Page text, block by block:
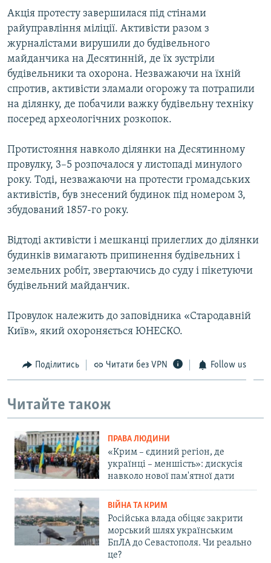
Акція протесту завершилася під стінами
райуправління міліції. Активісти разом з
журналістами вирушили до будівельного
майданчика на Десятинній, де їх зустріли
будівельники та охорона. Незважаючи на їхній
спротив, активісти зламали огорожу та потрапили
на ділянку, де побачили важку будівельну техніку
посеред археологічних розкопок.
Протистояння навколо ділянки на Десятинному
провулку, 3–5 розпочалося у листопаді минулого
року. Тоді, незважаючи на протести громадських
активістів, був знесений будинок під номером 3,
збудований 1857-го року.
Відтоді активісти і мешканці прилеглих до ділянки
будинків вимагають припинення будівельних і
земельних робіт, звертаючись до суду і пікетуючи
будівельний майданчик.
Провулок належить до заповідника «Стародавній
Київ», який охороняється ЮНЕСКО.
Поділитись Читати без VPN Follow us
Читайте також
ПРАВА ЛЮДИНИ
«Крим – єдиний регіон, де
українці – меншість»: дискусія
навколо нової пам'ятної дати
ВІЙНА ТА КРИМ
Російська влада обіцяє закрити
морський шлях українським
БпЛА до Севастополя. Чи реально
це?